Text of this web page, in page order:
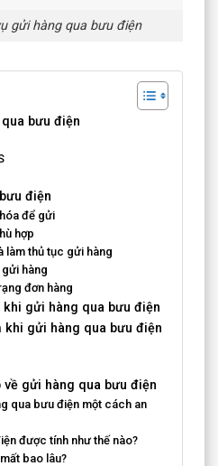
gửi hàng qua bưu điện
bưu điện
điện
để gửi
hợp
làm thủ tục gửi hàng
hàng
đơn hàng
gửi hàng qua bưu điện
gửi hàng qua bưu điện
gửi hàng qua bưu điện
qua bưu điện một cách an
được tính như thế nào?
bao lâu?